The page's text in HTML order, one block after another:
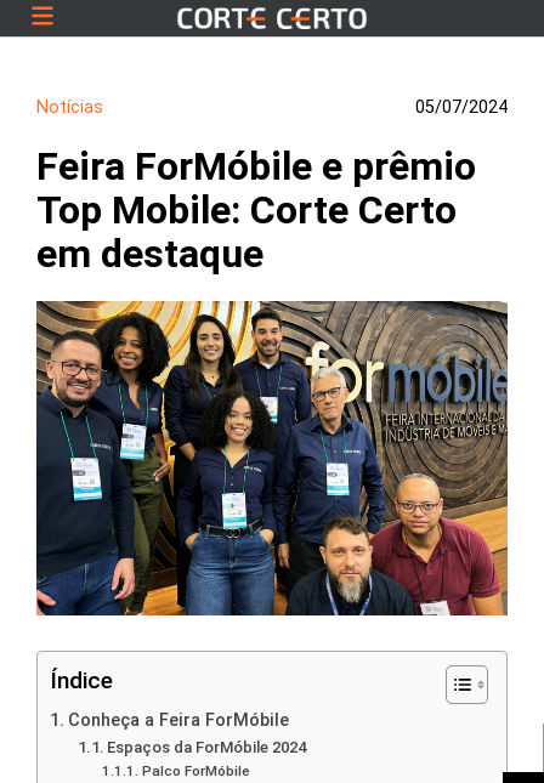
Notícias 05/07/2024
Feira ForMóbile e prêmio
Top Mobile: Corte Certo
em destaque
Índice
Conheça a Feira ForMóbile
Espaços da ForMóbile 2024
Palco ForMóbile